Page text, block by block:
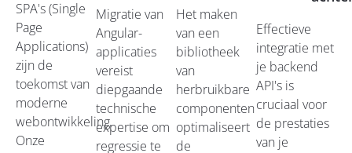
SPA's (Single
Page
Applications)
zijn de
toekomst van
moderne
webontwikkeling.
Onze
Migratie van
Angular-
applicaties
vereist
diepgaande
technische
expertise om
regressie te
Het maken
van een
bibliotheek
van
herbruikbare
componenten
optimaliseert
de
Effectieve
integratie met
je backend
API's is
cruciaal voor
de prestaties
van je